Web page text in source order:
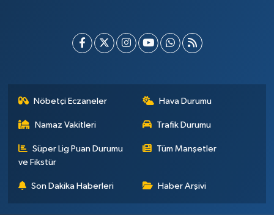
Nöbetçi Eczaneler Hava Durumu
Namaz Vakitleri Trafik Durumu
Süper Lig Puan Durumu
ve Fikstür
Tüm Manşetler
Son Dakika Haberleri Haber Arşivi